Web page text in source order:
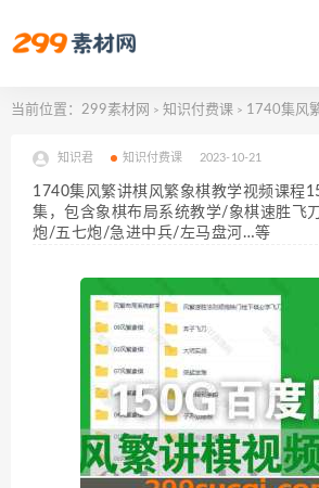
当前位置： 299素材网 > 知识付费课 > 1740集风繁讲棋风繁象棋教学视频课程150G
知识君 知识付费课 2023-10-21
1740集风繁讲棋风繁象棋教学视频课程
集，包含象棋布局系统教学/象棋速胜飞
炮/五七炮/急进中兵/左马盘河…等